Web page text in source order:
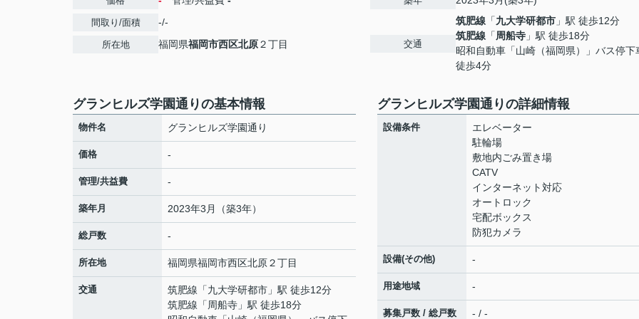
間取り/面積 -/-
所在地 福岡県福岡市西区北原２丁目 交通
筑肥線 「九大学研都市 」駅 徒歩12分
筑肥線 「周船寺 」駅 徒歩18分
昭和自動車「山崎（福岡県）」バス停
徒歩4分
グランヒルズ学園通りの基本情報
物件名 グランヒルズ学園通り
価格 -
管理/共益費 -
築年月 2023年3月（築3年）
総戸数 -
所在地 福岡県福岡市西区北原２丁目
交通 筑肥線 「九大学研都市 」駅 徒歩12分
筑肥線 「 周船寺 」駅 徒歩18分
グランヒルズ学園通りの詳細情報
設備条件
エレベーター
駐輪場
敷地内ごみ置き場
CATV
インターネット対応
オートロック
宅配ボックス
防犯カメラ
設備(その他) -
用途地域 -
募集戸数 / 総戸数 - / -